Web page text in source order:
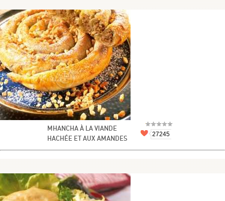
MHANCHA À LA VIANDE
HACHÉE ET AUX AMANDES
27245